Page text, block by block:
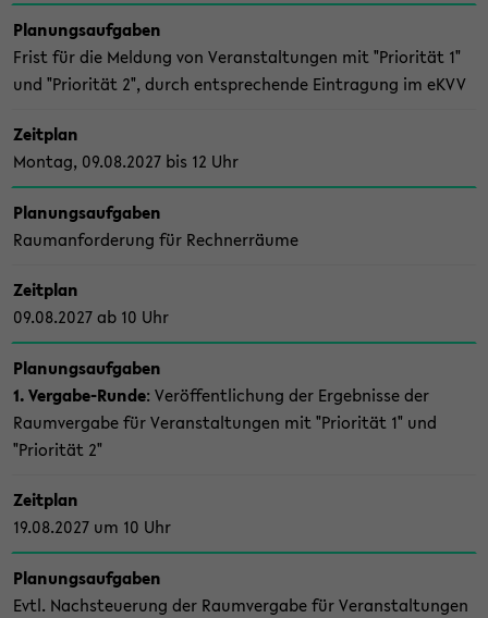
Pla­nungs­auf­ga­ben
Frist für die Mel­dung von Ver­an­stal­tun­gen mit "Prio­ri­tät 1"
und "Prio­ri­tät 2", durch ent­spre­chen­de Ein­tra­gung im eKVV
Zeit­plan
Mon­tag, 09.08.2027 bis 12 Uhr
Pla­nungs­auf­ga­ben
Raum­an­for­de­rung für Rech­ner­räu­me
Zeit­plan
09.08.2027 ab 10 Uhr
Pla­nungs­auf­ga­ben
1. Vergabe-​Runde: Ver­öf­fent­li­chung der Er­geb­nis­se der
Raum­ver­ga­be für Ver­an­stal­tun­gen mit "Prio­ri­tät 1" und
"Prio­ri­tät 2"
Zeit­plan
19.08.2027 um 10 Uhr
Pla­nungs­auf­ga­ben
Evtl. Nach­steue­rung der Raum­ver­ga­be für Ver­an­stal­tun­gen